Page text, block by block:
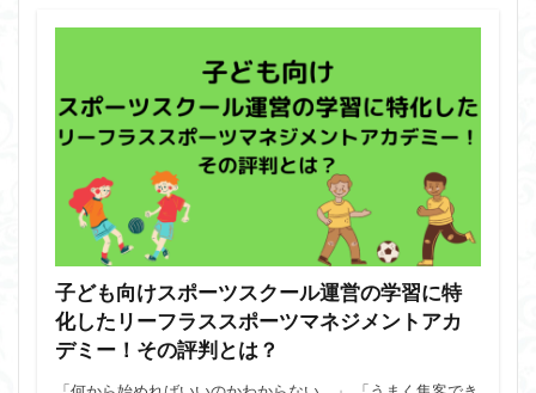
子ども向けスポーツスクール運営の学習に特
化したリーフラススポーツマネジメントアカ
デミー！その評判とは？